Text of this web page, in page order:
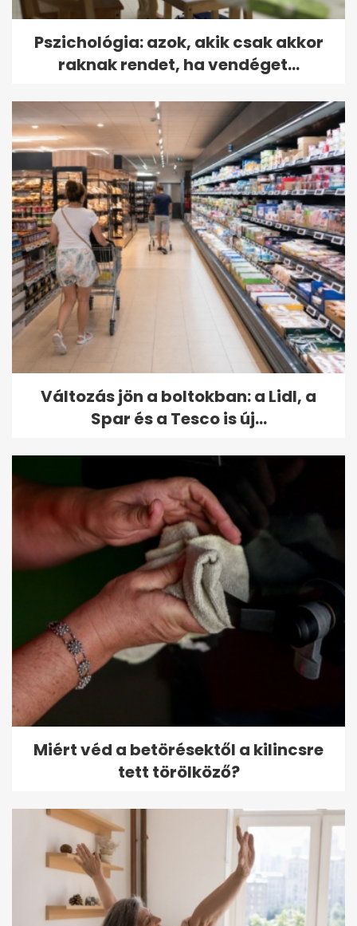
Pszichológia: azok, akik csak akkor
raknak rendet, ha vendéget...
Változás jön a boltokban: a Lidl, a
Spar és a Tesco is új...
Miért véd a betörésektől a kilincsre
tett törölköző?